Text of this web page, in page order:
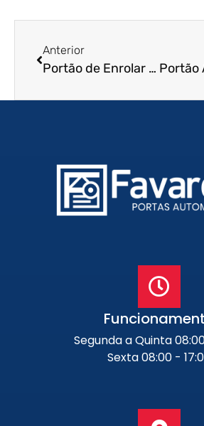
Anterior
Portão de Enrolar Residencial em Boa Vista – RR
Segunda a Quinta
Sexta 08:00 -